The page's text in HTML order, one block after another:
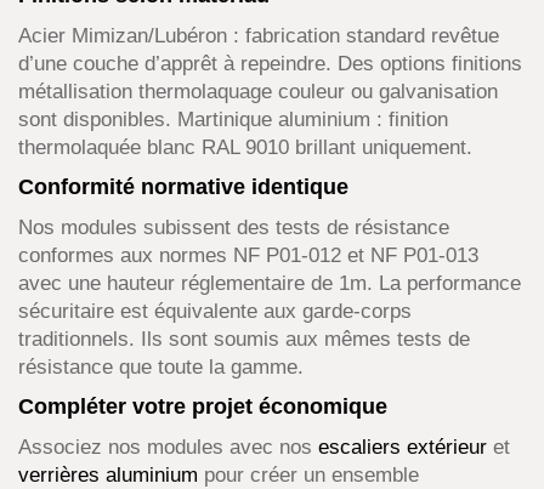
Acier Mimizan/Lubéron : fabrication standard revêtue
d’une couche d’apprêt à repeindre. Des options finitions
métallisation thermolaquage couleur ou galvanisation
sont disponibles. Martinique aluminium : finition
thermolaquée blanc RAL 9010 brillant uniquement.
Conformité normative identique
Nos modules subissent des tests de résistance
conformes aux normes NF P01-012 et NF P01-013
avec une hauteur réglementaire de 1m. La performance
sécuritaire est équivalente aux garde-corps
traditionnels. Ils sont soumis aux mêmes tests de
résistance que toute la gamme.
Compléter votre projet économique
Associez nos modules avec nos escaliers extérieur et
verrières aluminium pour créer un ensemble